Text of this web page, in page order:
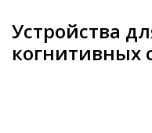
Устройства
когнитивных